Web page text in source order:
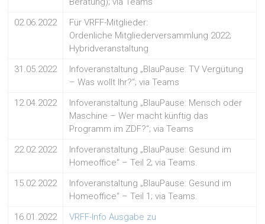
02.06.2022
Für VRFF-Mitglieder:
Ordenliche Mitgliederversammlung 2022;
Hybridveranstaltung
31.05.2022
Infoveranstaltung „BlauPause: TV Vergütung
– Was wollt Ihr?“; via Teams
12.04.2022
Infoveranstaltung „BlauPause: Mensch oder
Maschine – Wer macht künftig das
Programm im ZDF?“; via Teams
22.02.2022
Infoveranstaltung „BlauPause: Gesund im
Homeoffice“ – Teil 2; via Teams.
15.02.2022
Infoveranstaltung „BlauPause: Gesund im
Homeoffice“ – Teil 1; via Teams.
16.01.2022
VRFF-Info Ausgabe zu